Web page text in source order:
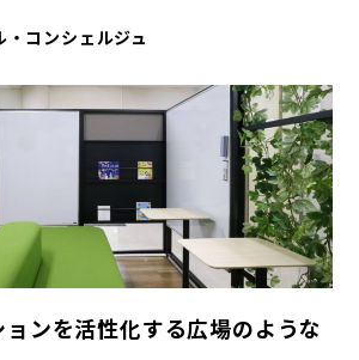
コンシェルジュ
ンを活性化する広場のような